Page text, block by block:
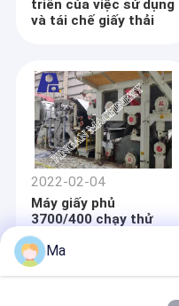
triển của việc sử dụng
và tái chế giấy thải
2022-02-04
Máy giấy phủ
3700/400 chạy thử
nghiệm thành công ở
Ấn Độ
Ma